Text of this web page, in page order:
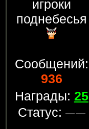
игроки
поднебесья
Сообщений:
936
Награды: 25
Статус: